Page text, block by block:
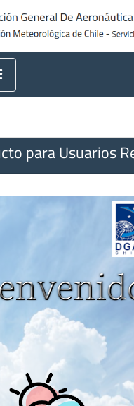
para Usuarios